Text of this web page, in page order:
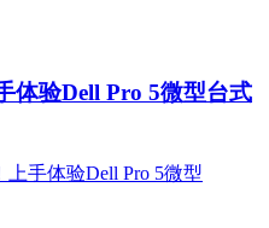
体验Dell Pro 5微型台式